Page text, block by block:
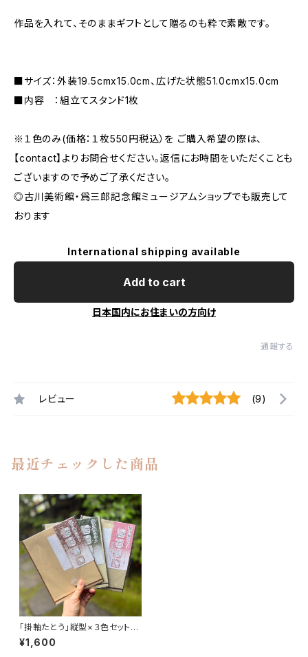
作品を入れて、そのままギフトとして贈るのも粋で素敵です。
■サイズ：外装19.5cmx15.0cm、広げた状態51.0cmx15.0cm
■内容 ：組立てスタンド1枚
※１色のみ(価格：１枚550円税込）を ご購入希望の際は、
【contact】よりお問合せください。返信にお時間をいただくことも
ございますので予めご了承ください。
◎古川美術館・爲三郎記念館ミュージアムショップでも販売して
おります
International shipping available
Add to cart
日本国内にお住まいの方向け
通報する
レビュー (9)
最近チェックした商品
「掛軸たとう」縦型×３色セット
【送料無料】
¥1,600